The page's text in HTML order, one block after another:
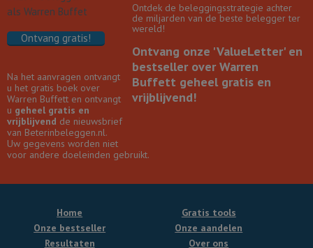
Ontdek de beleggingsstrategie achter
de miljarden van de beste belegger ter
wereld!
Ontvang onze 'ValueLetter' en
bestseller over Warren
Buffett geheel gratis en
vrijblijvend!
Ontvang gratis!
Na het aanvragen ontvangt
u het gratis boek over
Warren Buffett en ontvangt
u geheel gratis en
vrijblijvend de nieuwsbrief
van Beterinbeleggen.nl.
Uw gegevens worden niet
voor andere doeleinden gebruikt.
Home
Onze bestseller
Gratis tools
Onze aandelen
Resultaten
Over ons